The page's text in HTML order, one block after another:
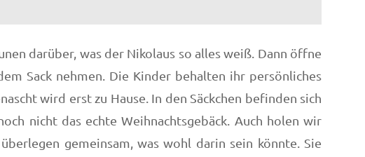
darüber, was der Nikolaus so alles weiß. Dann öffne
Sack nehmen. Die Kinder behalten ihr persönliches
wird erst zu Hause. In den Säckchen befinden sich
nicht das echte Weihnachtsgebäck. Auch holen wir
gemeinsam, was wohl darin sein könnte. Sie